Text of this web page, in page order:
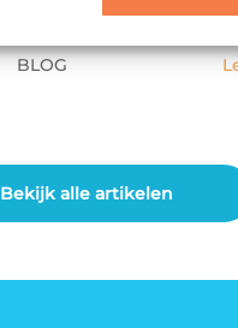
BLOG
Bekijk alle artikelen